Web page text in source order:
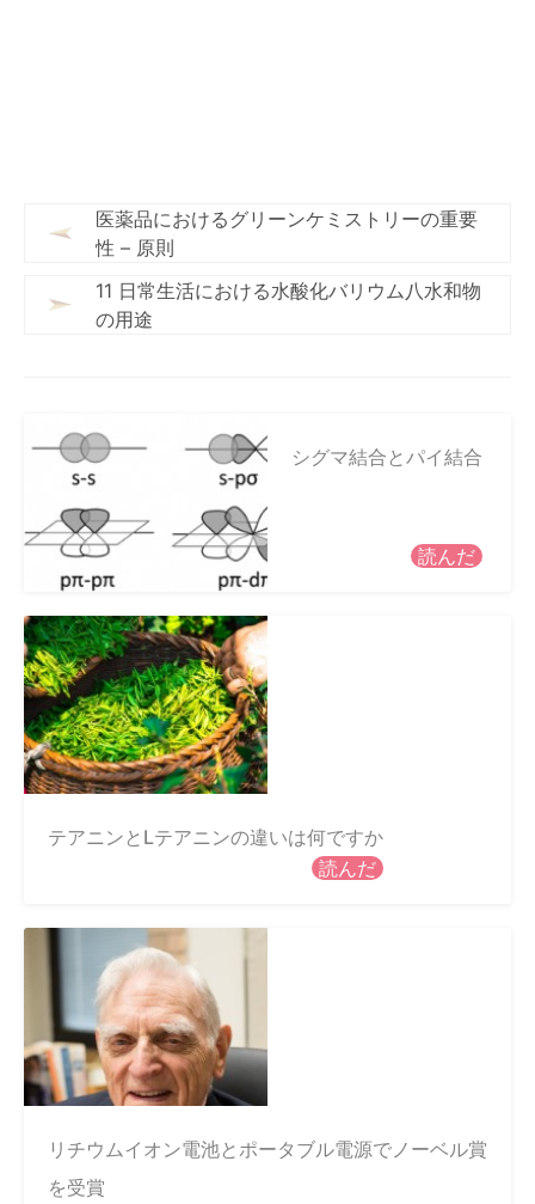
医薬品におけるグリーンケミストリーの重要
性 – 原則
11 日常生活における水酸化バリウム八水和物
の用途
シグマ結合とパイ結合
読んだ
テアニンとLテアニンの違いは何ですか
読んだ
リチウムイオン電池とポータブル電源でノーベル賞
を受賞